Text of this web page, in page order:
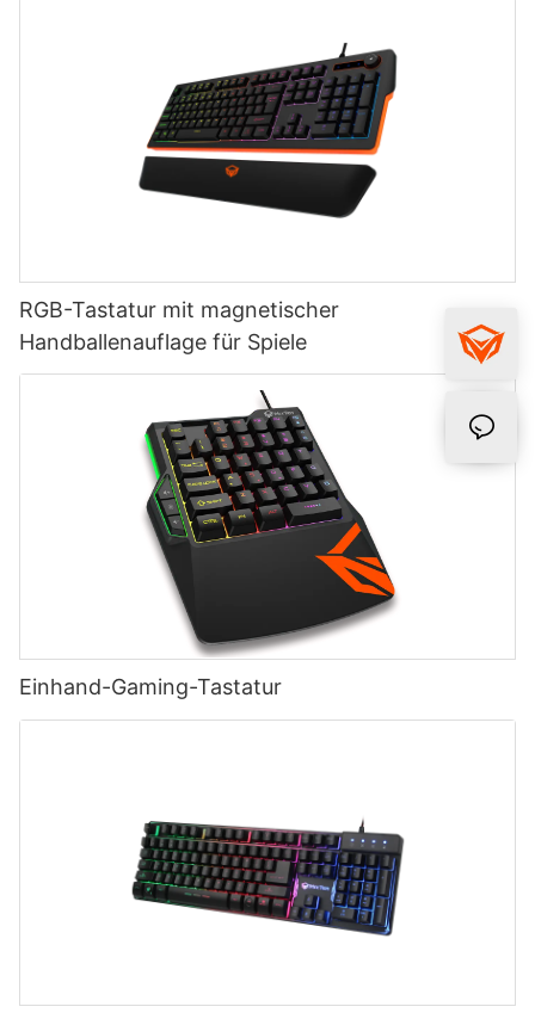
RGB-Tastatur mit magnetischer
Handballenauflage für Spiele
Einhand-Gaming-Tastatur